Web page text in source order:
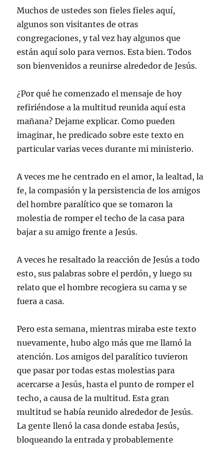
Muchos de ustedes son fieles fieles aquí,
algunos son visitantes de otras
congregaciones, y tal vez hay algunos que
están aquí solo para vernos. Esta bien. Todos
son bienvenidos a reunirse alrededor de Jesús.
¿Por qué he comenzado el mensaje de hoy
refiriéndose a la multitud reunida aquí esta
mañana? Dejame explicar. Como pueden
imaginar, he predicado sobre este texto en
particular varias veces durante mi ministerio.
A veces me he centrado en el amor, la lealtad, la
fe, la compasión y la persistencia de los amigos
del hombre paralítico que se tomaron la
molestia de romper el techo de la casa para
bajar a su amigo frente a Jesús.
A veces he resaltado la reacción de Jesús a todo
esto, sus palabras sobre el perdón, y luego su
relato que el hombre recogiera su cama y se
fuera a casa.
Pero esta semana, mientras miraba este texto
nuevamente, hubo algo más que me llamó la
atención. Los amigos del paralítico tuvieron
que pasar por todas estas molestias para
acercarse a Jesús, hasta el punto de romper el
techo, a causa de la multitud. Esta gran
multitud se había reunido alrededor de Jesús.
La gente llenó la casa donde estaba Jesús,
bloqueando la entrada y probablemente